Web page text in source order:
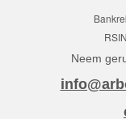
Neem